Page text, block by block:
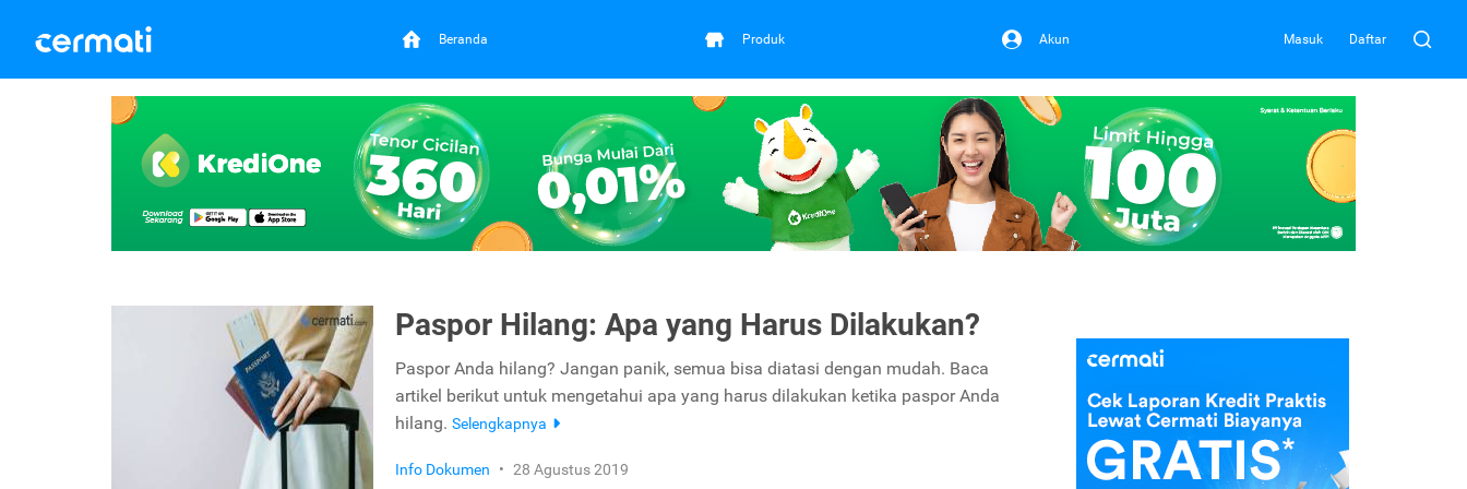
Beranda Produk Akun Masuk Daftar
Paspor Hilang: Apa yang Harus Dilakukan?
Paspor Anda hilang? Jangan panik, semua bisa diatasi dengan mudah. Baca
artikel berikut untuk mengetahui apa yang harus dilakukan ketika paspor Anda
hilang. Selengkapnya
Info Dokumen • 28 Agustus 2019